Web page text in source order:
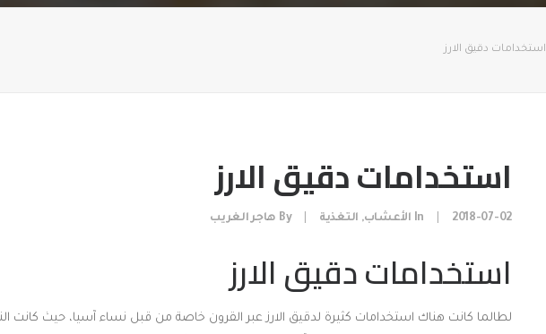
استخدامات دقيق الارز
استخدامات دقيق الارز
2018-07-02
In الأعشاب, التغذية By هاجر الغريب
استخدامات دقيق الارز
لطالما كانت هناك استخدامات كثيرة لدقيق الارز عبر القرون خاصة من قبل نساء آسيا، حيث